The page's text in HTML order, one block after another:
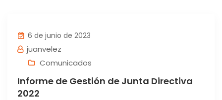
6 de junio de 2023
juanvelez
Comunicados
Informe de Gestión de Junta Directiva
2022